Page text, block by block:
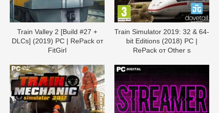
Train Valley 2 [Build #27 +
DLCs] (2019) PC | RePack от
FitGirl
Train Simulator 2019: 32 & 64-
bit Editions (2018) PC |
RePack от Other s